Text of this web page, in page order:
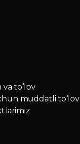
to‘lov
muddatli to‘lov